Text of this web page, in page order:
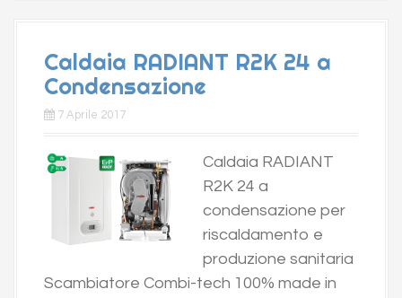
Caldaia RADIANT R2K 24 a
Condensazione
7 Aprile 2017
Caldaia RADIANT
R2K 24 a
condensazione per
riscaldamento e
produzione sanitaria
Scambiatore Combi-tech 100% made in